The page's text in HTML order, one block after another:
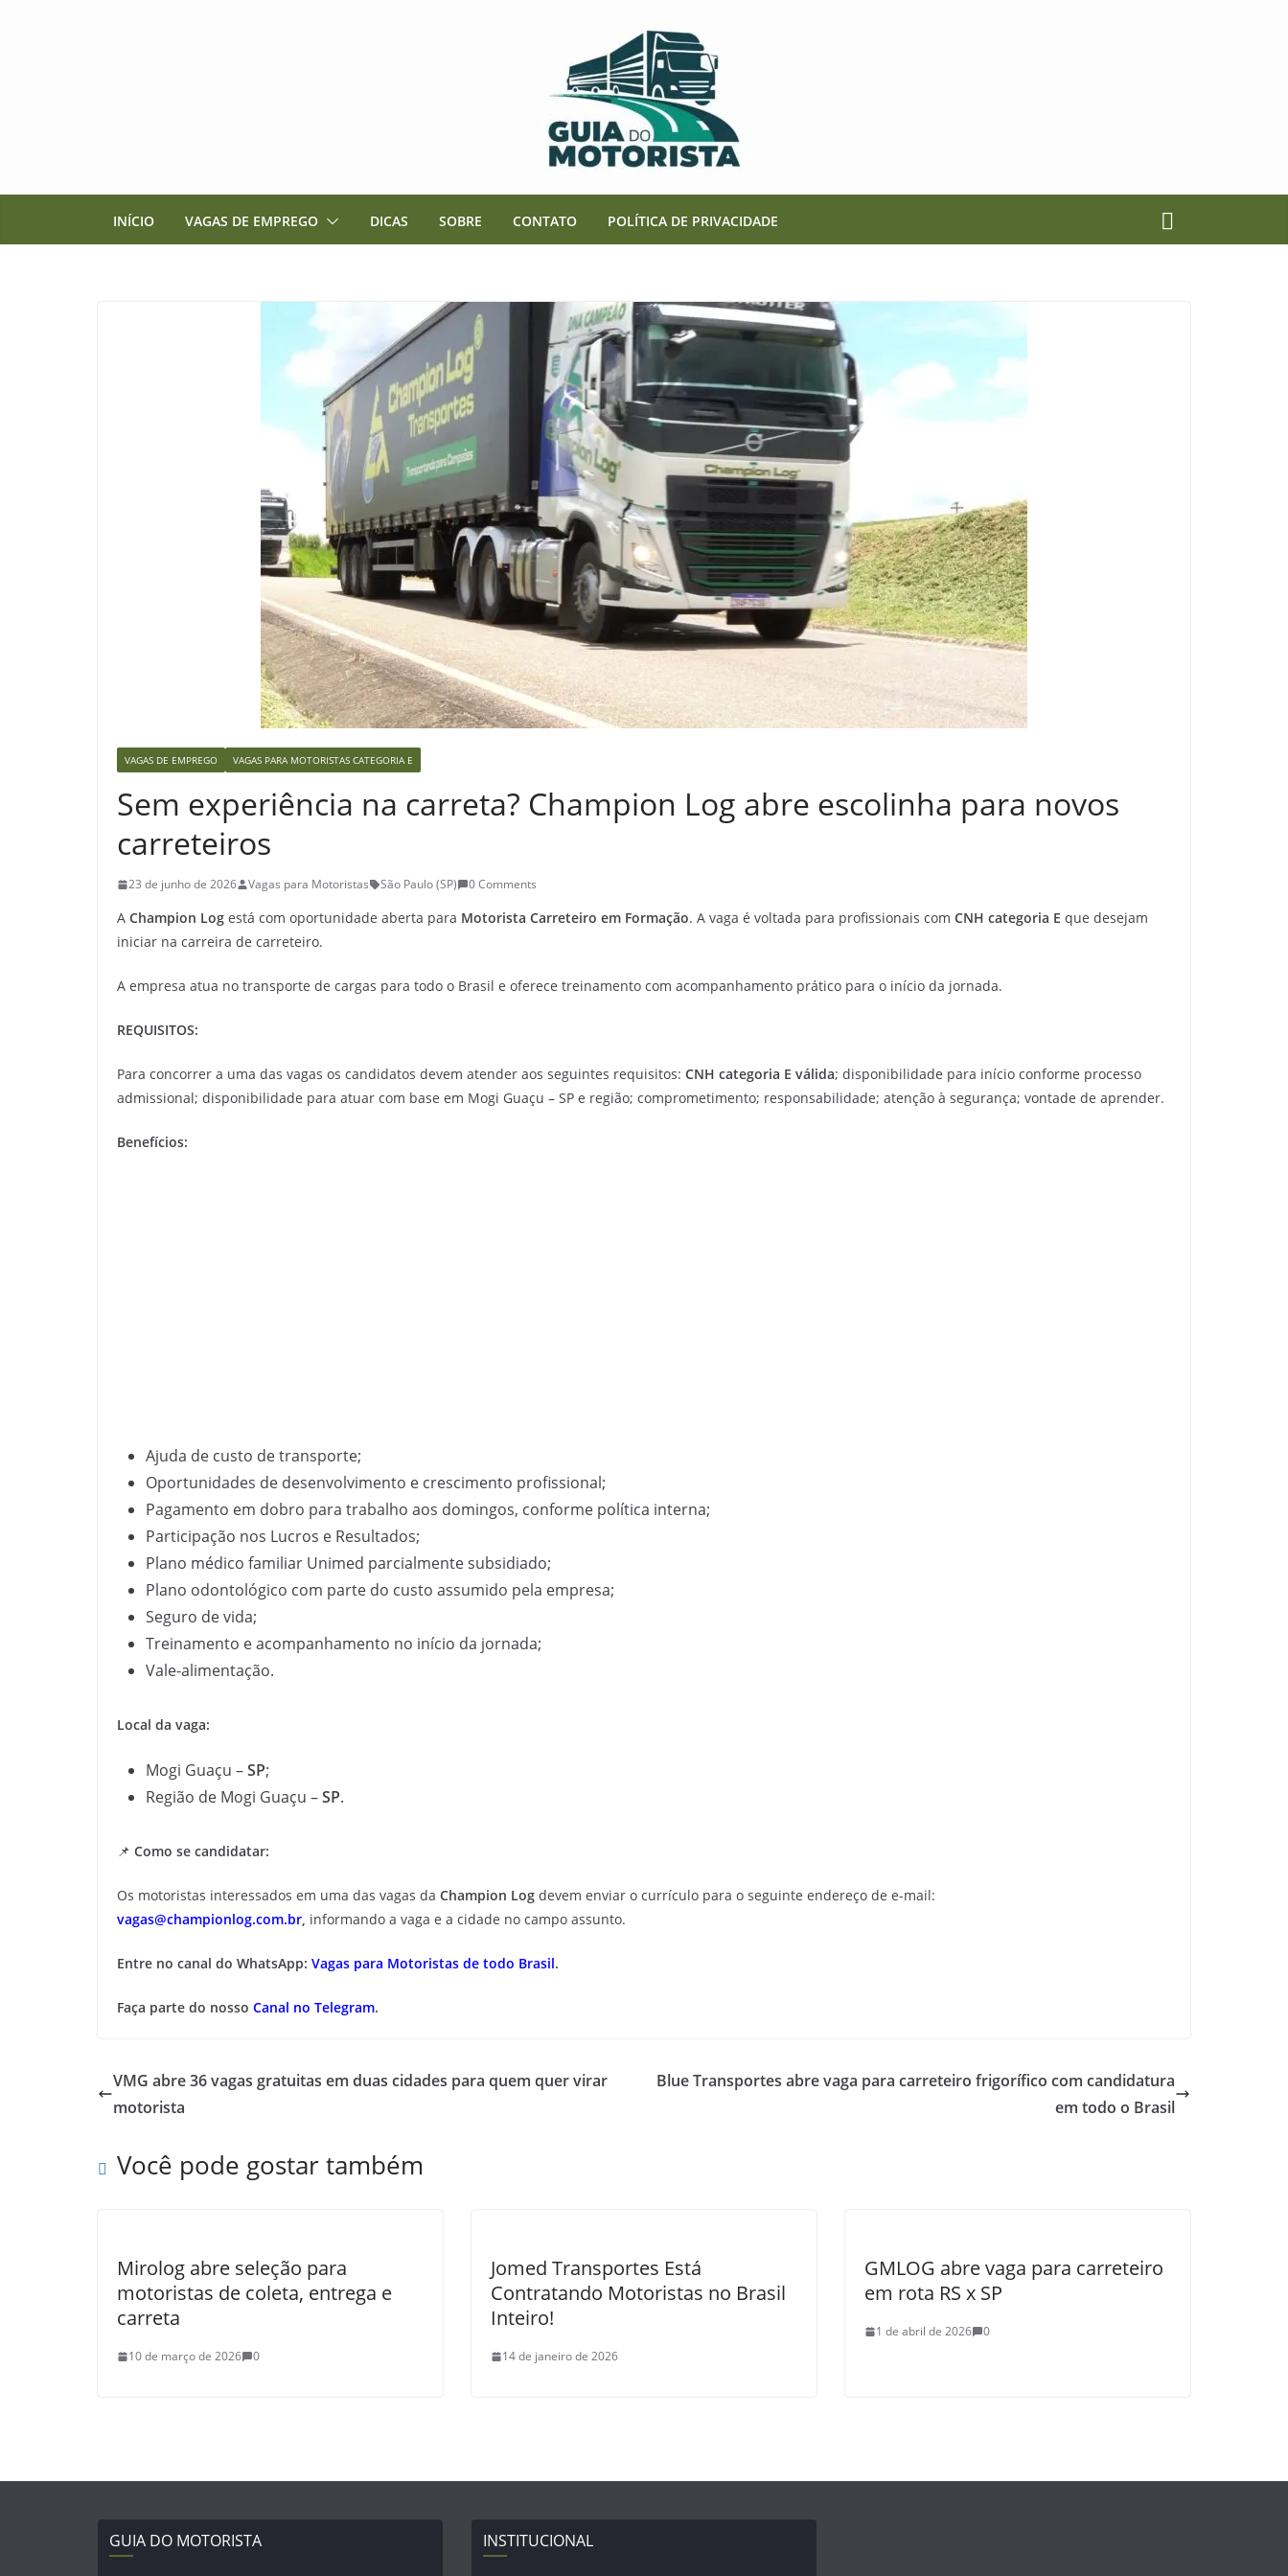
INÍCIO VAGAS DE EMPREGO DICAS SOBRE CONTATO POLÍTICA DE PRIVACIDADE
VAGAS DE EMPREGO VAGAS PARA MOTORISTAS CATEGORIA E
Sem experiência na carreta? Champion Log abre escolinha para novos
carreteiros
23 de junho de 2026 Vagas para Motoristas São Paulo (SP) 0 Comments
A Champion Log está com oportunidade aberta para Motorista Carreteiro em Formação. A vaga é voltada para profissionais com CNH categoria E que desejam
iniciar na carreira de carreteiro.
A empresa atua no transporte de cargas para todo o Brasil e oferece treinamento com acompanhamento prático para o início da jornada.
REQUISITOS:
Para concorrer a uma das vagas os candidatos devem atender aos seguintes requisitos: CNH categoria E válida; disponibilidade para início conforme processo
admissional; disponibilidade para atuar com base em Mogi Guaçu – SP e região; comprometimento; responsabilidade; atenção à segurança; vontade de aprender.
Benefícios:
Ajuda de custo de transporte;
Oportunidades de desenvolvimento e crescimento profissional;
Pagamento em dobro para trabalho aos domingos, conforme política interna;
Participação nos Lucros e Resultados;
Plano médico familiar Unimed parcialmente subsidiado;
Plano odontológico com parte do custo assumido pela empresa;
Seguro de vida;
Treinamento e acompanhamento no início da jornada;
Vale-alimentação.
Local da vaga:
Mogi Guaçu –SP;
Região de Mogi Guaçu –SP.
📌 Como se candidatar:
Os motoristas interessados em uma das vagas da Champion Log devem enviar o currículo para o seguinte endereço de e-mail:
vagas@championlog.com.br, informando a vaga e a cidade no campo assunto.
Entre no canal do WhatsApp: Vagas para Motoristas de todo Brasil.
Faça parte do nosso Canal no Telegram.
VMG abre 36 vagas gratuitas em duas cidades para quem quer virar
motorista
Blue Transportes abre vaga para carreteiro frigorífico com candidatura
em todo o Brasil
Você pode gostar também
Mirolog abre seleção para
motoristas de coleta, entrega e
carreta
10 de março de 2026 0
Jomed Transportes Está
Contratando Motoristas no Brasil
Inteiro!
14 de janeiro de 2026
GMLOG abre vaga para carreteiro
em rota RS x SP
1 de abril de 2026 0
GUIA DO MOTORISTA INSTITUCIONAL